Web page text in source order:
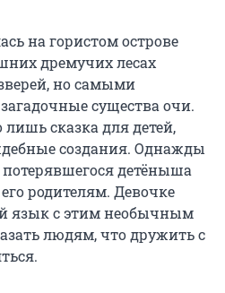
на гористом острове
дремучих лесах
но самыми
существа очи.
сказка для детей,
создания. Однажды
детёныша
родителям. Девочке
язык с этим необычным
людям, что дружить с